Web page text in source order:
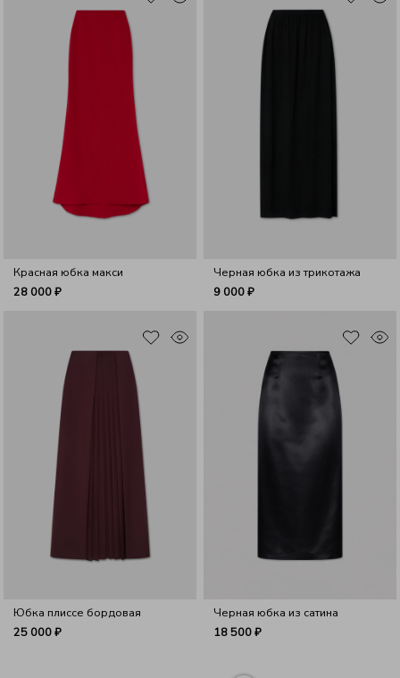
Красная юбка макси
28 000 ₽
Черная юбка из трикотажа
9 000 ₽
Юбка плиссе бордовая
25 000 ₽
Черная юбка из сатина
18 500 ₽